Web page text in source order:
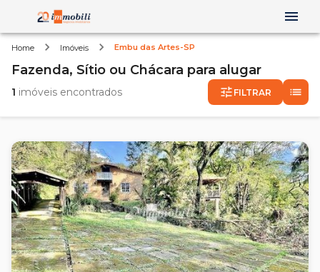
Home Imóveis Embu das Artes-SP
Fazenda, Sítio ou Chácara para alugar
1 imóveis encontrados FILTRAR